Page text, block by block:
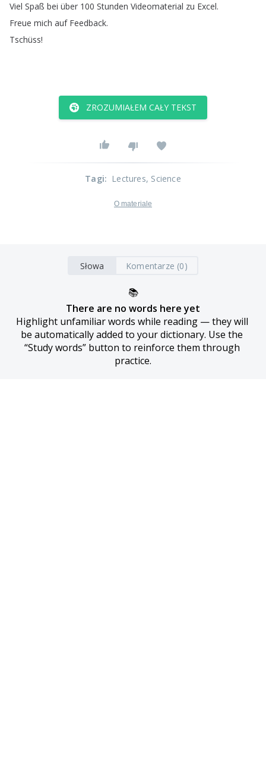
Viel Spaß bei über 100 Stunden Videomaterial zu Excel.
Freue mich auf Feedback.
Tschüss!
ZROZUMIAŁEM CAŁY TEKST
Tagi: Lectures, Science
O materiale
Słowa Komentarze (0)
📚
There are no words here yet
Highlight unfamiliar words while reading — they will
be automatically added to your dictionary. Use the
“Study words” button to reinforce them through
practice.